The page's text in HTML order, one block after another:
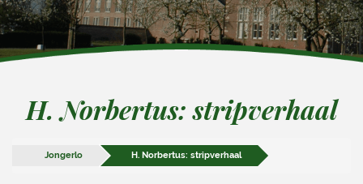
H. Norbertus: stripverhaal
Jongerlo H. Norbertus: stripverhaal